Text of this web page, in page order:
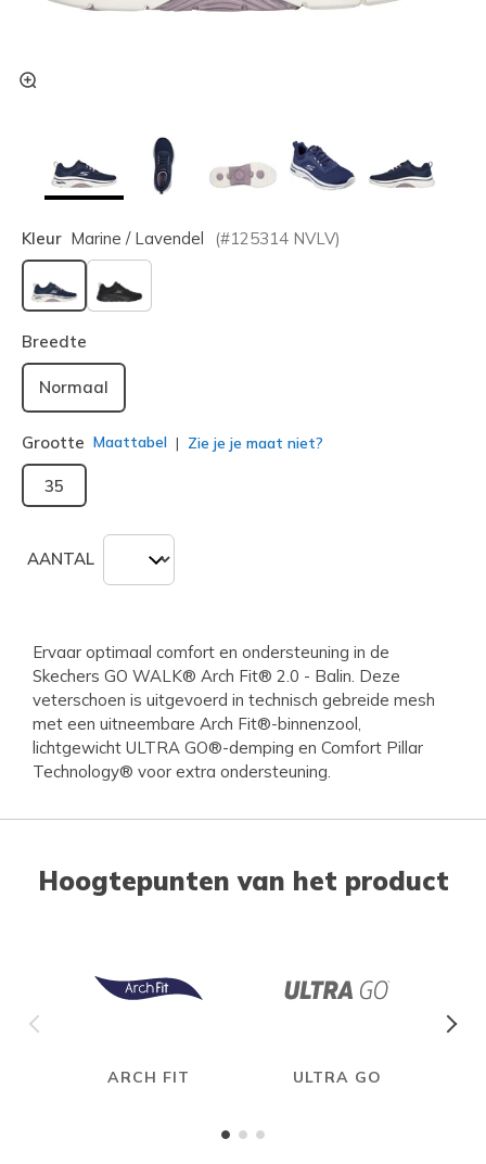
Kleur Marine / Lavendel (#125314 NVLV)
geselecteerd
Breedte
Normaal
Grootte Maattabel Zie je je maat niet?
35
AANTAL
Ervaar optimaal comfort en ondersteuning in de
Skechers GO WALK® Arch Fit® 2.0 - Balin. Deze
veterschoen is uitgevoerd in technisch gebreide mesh
met een uitneembare Arch Fit®-binnenzool,
lichtgewicht ULTRA GO®-demping en Comfort Pillar
Technology® voor extra ondersteuning.
Hoogtepunten van het product
ARCH FIT
ULTRA GO